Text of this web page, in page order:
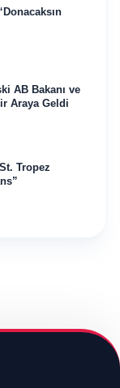
AB Bakanı ve
Araya Geldi
Tropez